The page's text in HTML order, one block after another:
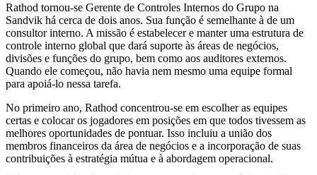
Rathod tornou-se Gerente de Controles Internos do Grupo na
Sandvik há cerca de dois anos. Sua função é semelhante à de um
consultor interno. A missão é estabelecer e manter uma estrutura de
controle interno global que dará suporte às áreas de negócios,
divisões e funções do grupo, bem como aos auditores externos.
Quando ele começou, não havia nem mesmo uma equipe formal
para apoiá-lo nessa tarefa.
No primeiro ano, Rathod concentrou-se em escolher as equipes
certas e colocar os jogadores em posições em que todos tivessem as
melhores oportunidades de pontuar. Isso incluiu a união dos
membros financeiros da área de negócios e a incorporação de suas
contribuições à estratégia mútua e à abordagem operacional.